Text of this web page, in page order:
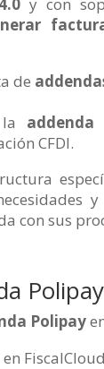
de
addenda
CFDI.
con sus
Polipay